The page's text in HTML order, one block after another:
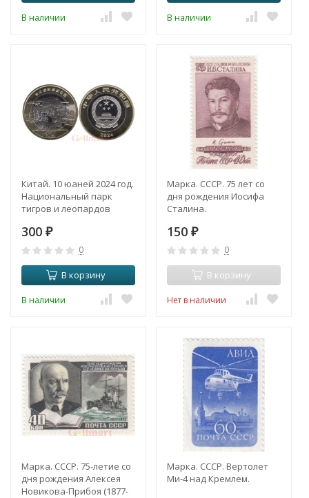
В наличии В наличии
Китай. 10 юаней 2024 год.
Национальный парк
тигров и леопардов
Китая.
300 ₽
0
В корзину
В наличии
Марка. СССР. 75 лет со
дня рождения Иосифа
Сталина.
150 ₽
0
В корзину
Нет в наличии
Марка. СССР. 75-летие со
дня рождения Алексея
Новикова-Прибоя (1877-
Марка. СССР. Вертолет
Ми-4 над Кремлем.